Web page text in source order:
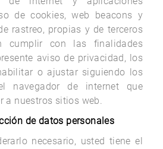
de cookies, web beacons y
rastreo, propias y de terceros
cumplir con las finalidades
aviso de privacidad, los
o ajustar siguiendo los
navegador de internet que
a nuestros sitios web.
de datos personales
necesario, usted tiene el